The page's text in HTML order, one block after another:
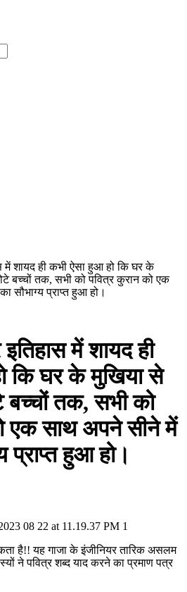
में शायद ही कभी ऐसा हुआ हो कि घर के
बच्चों तक, सभी को पवित्र कुरान को एक
सौभाग्य प्राप्त हुआ हो।
इतिहास में शायद ही
कि घर के मुखिया से
तक, सभी को
एक साथ अपने सीने में
प्राप्त हुआ हो।
है!! यह गाजा के इंजीनियर तारिक असलम
ने पवित्र शब्द याद करने का प्रमाण पत्र